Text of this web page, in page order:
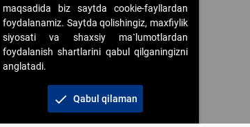
maqsadida biz saytda cookie-fayllardan
foydalanamiz. Saytda qolishingiz, maxfiylik
siyosati va shaxsiy ma`lumotlardan
foydalanish shartlarini qabul qilganingizni
anglatadi.
check Qabul qilaman